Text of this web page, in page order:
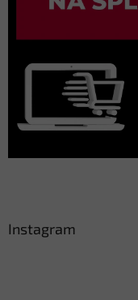
Instagram